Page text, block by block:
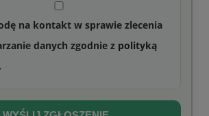
na kontakt w sprawie zlecenia
danych zgodnie z polityką
.